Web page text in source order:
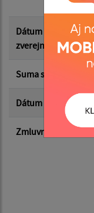
Typ:
Filtrovať
Dátum
zverejnenia
Suma s DPH*
Dátum uzavretia
Zmluvná strana